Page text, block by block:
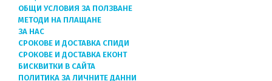
ОБЩИ УСЛОВИЯ ЗА ПОЛЗВАНЕ
МЕТОДИ НА ПЛАЩАНЕ
ЗА НАС
СРОКОВЕ И ДОСТАВКА СПИДИ
СРОКОВЕ И ДОСТАВКА ЕКОНТ
БИСКВИТКИ В САЙТА
ПОЛИТИКА ЗА ЛИЧНИТЕ ДАННИ